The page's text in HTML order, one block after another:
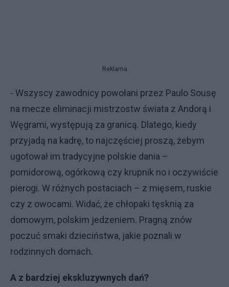
Reklama
- Wszyscy zawodnicy powołani przez Paulo Sousę
na mecze eliminacji mistrzostw świata z Andorą i
Węgrami, występują za granicą. Dlatego, kiedy
przyjadą na kadrę, to najczęściej proszą, żebym
ugotował im tradycyjne polskie dania –
pomidorową, ogórkową czy krupnik no i oczywiście
pierogi. W różnych postaciach – z mięsem, ruskie
czy z owocami. Widać, że chłopaki tęsknią za
domowym, polskim jedzeniem. Pragną znów
poczuć smaki dzieciństwa, jakie poznali w
rodzinnych domach.
A z bardziej ekskluzywnych dań?